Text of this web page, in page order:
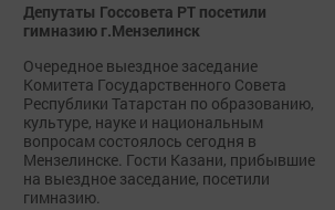
Депутаты Госсовета РТ посетили
гимназию г.Мензелинск
Очередное выездное заседание
Комитета Государственного Совета
Республики Татарстан по образованию,
культуре, науке и национальным
вопросам состоялось сегодня в
Мензелинске. Гости Казани, прибывшие
на выездное заседание, посетили
гимназию.